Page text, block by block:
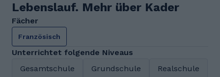
Lebenslauf. Mehr über Kader
Fächer
Französisch
Unterrichtet folgende Niveaus
Gesamtschule
Grundschule
Realschule